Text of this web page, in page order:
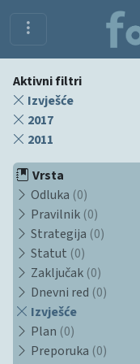
Aktivni filtri
Izvješće
2017
2011
Vrsta
Odluka (0)
Pravilnik (0)
Strategija (0)
Statut (0)
Zaključak (0)
Dnevni red (0)
Izvješće
Plan (0)
Preporuka (0)
Godišnji
Godišnji financijski
01.01.2017
Izvješće
Poslovanje
Financije